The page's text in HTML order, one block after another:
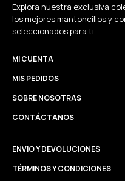
Explora nuestra exclusiva
los mejores mantoncillos y
seleccionados para ti.
MI CUENTA
MIS PEDIDOS
SOBRE NOSOTRAS
CONTÁCTANOS
ENVIO Y DEVOLUCIONES
TÉRMINOS Y CONDICIONES